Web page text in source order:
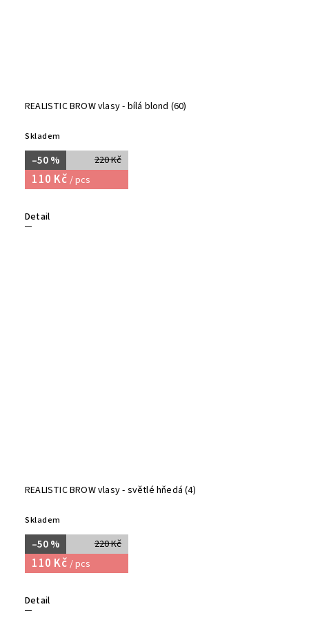
REALISTIC BROW vlasy - bílá blond (60)
Skladem
220 Kč
–50 %
110 Kč / pcs
Detail
REALISTIC BROW vlasy - světlé hňedá (4)
Skladem
220 Kč
–50 %
110 Kč / pcs
Detail